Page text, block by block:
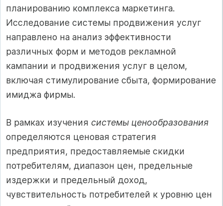
планированию комплекса маркетинга.
Исследование системы продвижения услуг
направлено на анализ эффективности
различных форм и методов рекламной
кампании и продвижения услуг в целом,
включая стимулирование сбыта, формирование
имиджа фирмы.
В рамках изучения системы ценообразования
определяются ценовая стратегия
предприятия, предоставляемые скидки
потребителям, диапазон цен, предельные
издержки и предельный доход,
чувствительность потребителей к уровню цен